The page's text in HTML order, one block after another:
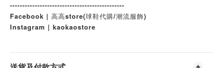
----------------------------------------------
Facebook | 高高store(球鞋代購/潮流服飾)
Instagram | kaokaostore